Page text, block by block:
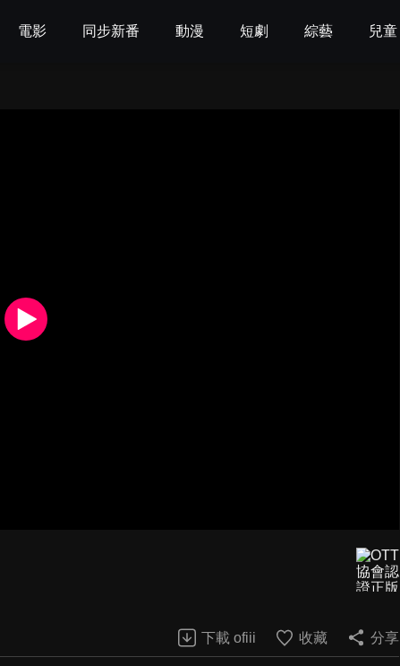
電影 同步新番 動漫 短劇 綜藝 兒童
下載 ofiii 收藏 分享